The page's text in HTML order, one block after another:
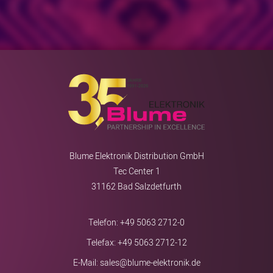
Blume Elektronik Distribution GmbH
Tec Center 1
31162 Bad Salzdetfurth
Telefon:+49 5063 2712-0
Telefax: +49 5063 2712-12
E-Mail:sales@blume-elektronik.de